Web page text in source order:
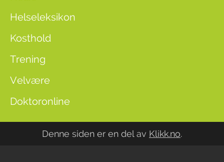
Helseleksikon
Kosthold
Trening
Velvære
Doktoronline
Denne siden er en del av Klikk.no.